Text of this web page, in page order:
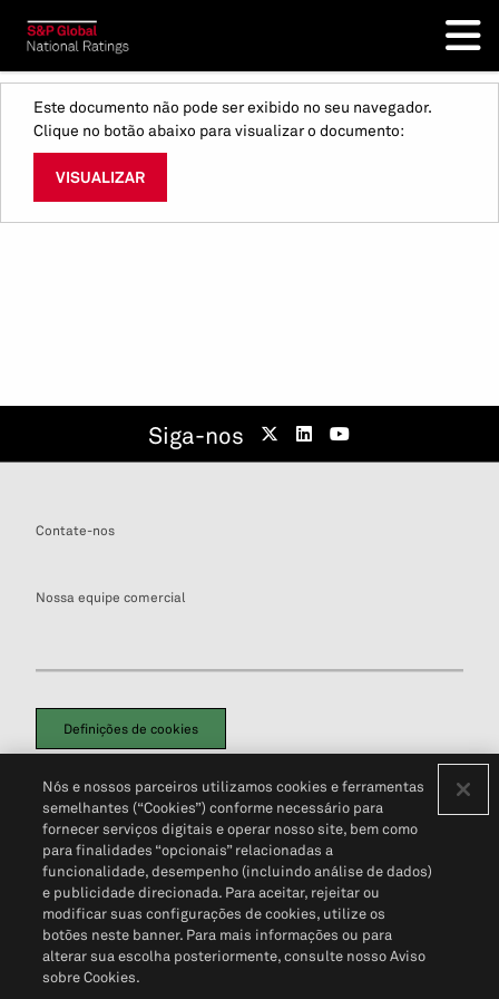
Este documento não pode ser exibido no seu navegador.
Clique no botão abaixo para visualizar o documento:
VISUALIZAR
Siga-nos
Contate-nos
Nossa equipe comercial
Definições de cookies
Política de PrivacidadePortal de privacidade do cliente (em inglês)
Não Venda Minhas Informações Pessoais© 2026 S&P Global
Nós e nossos parceiros utilizamos cookies e ferramentas
semelhantes (“Cookies”) conforme necessário para
fornecer serviços digitais e operar nosso site, bem como
para finalidades “opcionais” relacionadas a
funcionalidade, desempenho (incluindo análise de dados)
e publicidade direcionada. Para aceitar, rejeitar ou
modificar suas configurações de cookies, utilize os
botões neste banner. Para mais informações ou para
alterar sua escolha posteriormente, consulte nosso Aviso
sobre Cookies.